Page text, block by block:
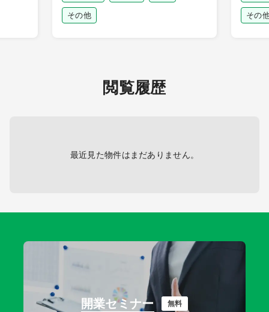
その他 その
閲覧履歴
最近見た物件はまだありません。
開業セミナー 無料